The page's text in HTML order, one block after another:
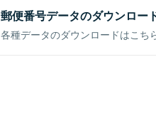
郵便番号データのダウンロー
各種データのダウンロードはこち